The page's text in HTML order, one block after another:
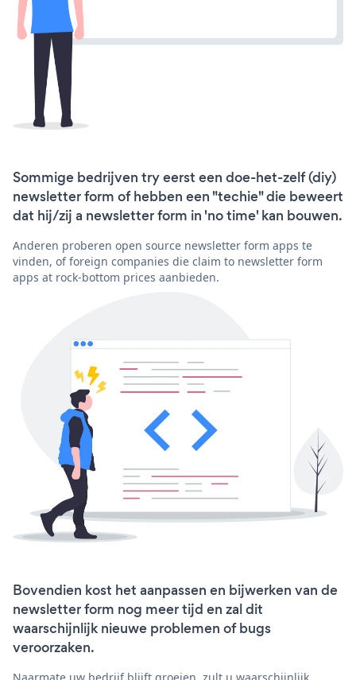
Sommige bedrijven try eerst een doe-het-zelf (diy)
newsletter form of hebben een "techie" die beweert
dat hij/zij a newsletter form in 'no time' kan bouwen.
Anderen proberen open source newsletter form apps te
vinden, of foreign companies die claim to newsletter form
apps at rock-bottom prices aanbieden.
Bovendien kost het aanpassen en bijwerken van de
newsletter form nog meer tijd en zal dit
waarschijnlijk nieuwe problemen of bugs
veroorzaken.